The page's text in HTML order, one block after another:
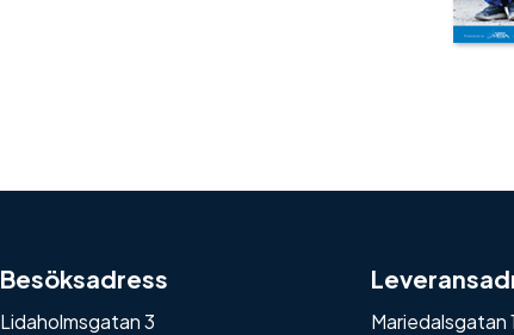
Besöksadress
Lidaholmsgatan 3 Mariedalsgatan